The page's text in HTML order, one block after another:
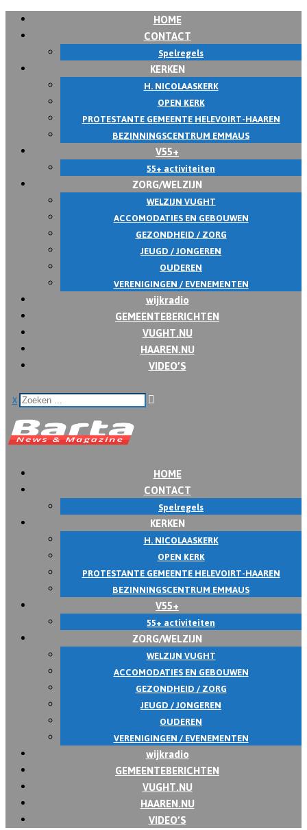
Skip
HOME
CONTACT
Spelregels
KERKEN
H. NICOLAASKERK
OPEN KERK
PROTESTANTE GEMEENTE HELEVOIRT-HAAREN
BEZINNINGSCENTRUM EMMAUS
V55+
55+ activiteiten
ZORG/WELZIJN
WELZIJN VUGHT
ACCOMODATIES EN GEBOUWEN
GEZONDHEID / ZORG
JEUGD / JONGEREN
OUDEREN
VERENIGINGEN / EVENEMENTEN
wijkradio
GEMEENTEBERICHTEN
VUGHT.NU
HAAREN.NU
VIDEO’S
x
HOME
CONTACT
Spelregels
KERKEN
H. NICOLAASKERK
OPEN KERK
PROTESTANTE GEMEENTE HELEVOIRT-HAAREN
BEZINNINGSCENTRUM EMMAUS
V55+
55+ activiteiten
ZORG/WELZIJN
WELZIJN VUGHT
ACCOMODATIES EN GEBOUWEN
GEZONDHEID / ZORG
JEUGD / JONGEREN
OUDEREN
VERENIGINGEN / EVENEMENTEN
wijkradio
GEMEENTEBERICHTEN
VUGHT.NU
HAAREN.NU
VIDEO’S